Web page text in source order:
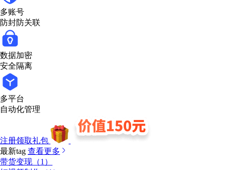
多账号
防封防关联
数据加密
安全隔离
多平台
自动化管理
注册领取礼包
最新tag 查看更多
带货变现（1）